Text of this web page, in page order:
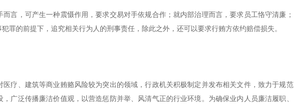
言，可产生一种震慑作用，要求交易对手依规合作；就内部治理而言，要求员工恪守清廉；
罪的前提下，追究相关行为人的刑事责任，除此之外，还可以要求行贿方依约赔偿损失。
疗、建筑等商业贿赂风险较为突出的领域，行政机关积极制定并发布相关文件，致力于规范
广泛传播廉洁价值观，以营造惩防并举、风清气正的行业环境。为确保业内人员廉洁履职、